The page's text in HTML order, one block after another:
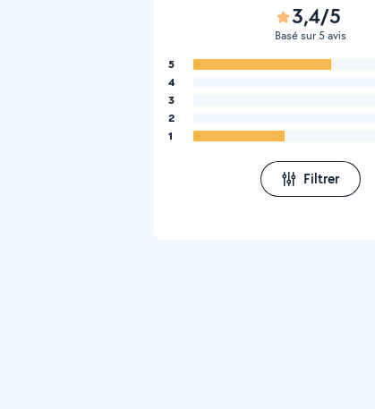
3,4/5
Basé sur 5 avis
5
4
3
2
1
Filtrer